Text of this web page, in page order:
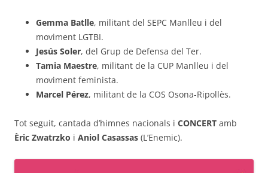
Gemma Batlle, militant del SEPC Manlleu i del
moviment LGTBI.
Jesús Soler, del Grup de Defensa del Ter.
Tamia Maestre, militant de la CUP Manlleu i del
moviment feminista.
Marcel Pérez, militant de la COS Osona-Ripollès.
Tot seguit, cantada d’himnes nacionals i CONCERT amb
Èric Zwatrzko i Aniol Casassas (L’Enemic).